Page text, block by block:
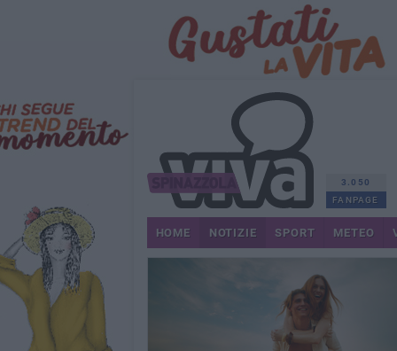
3.050
FANPAGE
HOME NOTIZIE SPORT METEO